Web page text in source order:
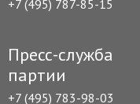
+7 (495) 787-85-15
Пресс-служба
партии
+7 (495) 783-98-03